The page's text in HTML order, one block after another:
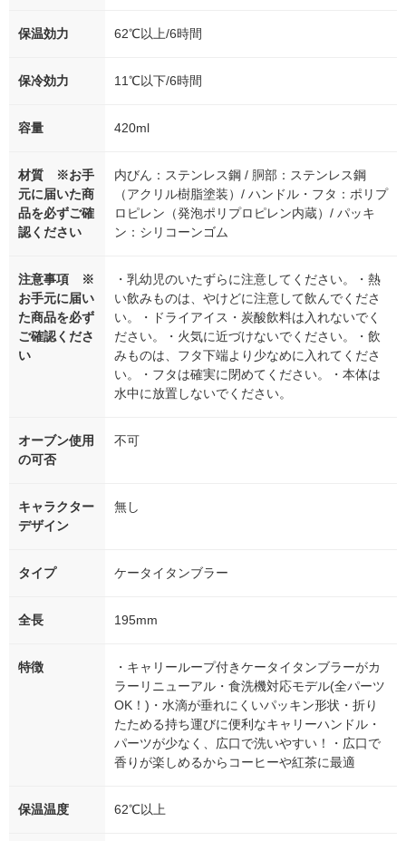
保温効力 62℃以上/6時間
保冷効力 11℃以下/6時間
容量 420ml
材質 ※お手
元に届いた商
品を必ずご確
認ください
内びん：ステンレス鋼 / 胴部：ステンレス鋼
（アクリル樹脂塗装）/ ハンドル・フタ：ポリプ
ロピレン（発泡ポリプロピレン内蔵）/ パッキ
ン：シリコーンゴム
注意事項 ※
お手元に届い
た商品を必ず
ご確認くださ
い
・乳幼児のいたずらに注意してください。・熱
い飲みものは、やけどに注意して飲んでくださ
い。・ドライアイス・炭酸飲料は入れないでく
ださい。・火気に近づけないでください。・飲
みものは、フタ下端より少なめに入れてくださ
い。・フタは確実に閉めてください。・本体は
水中に放置しないでください。
オーブン使用
の可否
不可
キャラクター
デザイン
無し
タイプ ケータイタンブラー
全長 195mm
特徴
・キャリーループ付きケータイタンブラーがカ
ラーリニューアル・食洗機対応モデル(全パーツ
OK！)・水滴が垂れにくいパッキン形状・折り
たためる持ち運びに便利なキャリーハンドル・
パーツが少なく、広口で洗いやすい！・広口で
香りが楽しめるからコーヒーや紅茶に最適
保温温度 62℃以上